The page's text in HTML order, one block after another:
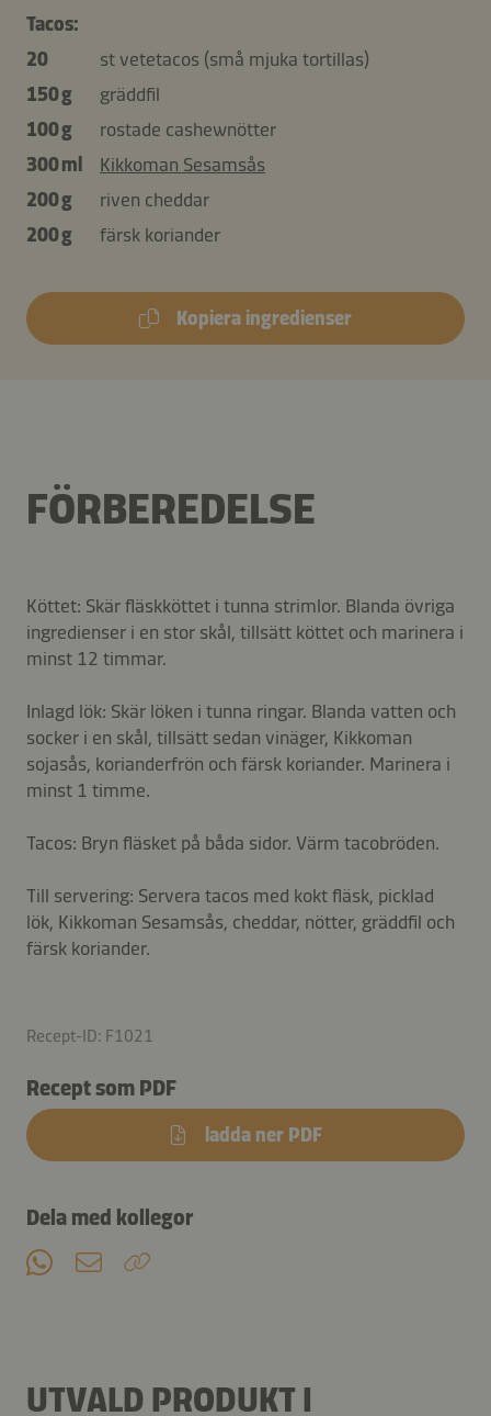
Tacos:
20
st vetetacos (små mjuka tortillas)
150 g
gräddfil
100 g
rostade cashewnötter
300 ml
Kikkoman Sesamsås
200 g
riven cheddar
200 g
färsk koriander
Kopiera ingredienser
FÖRBEREDELSE
Köttet: Skär fläskköttet i tunna strimlor. Blanda övriga
ingredienser i en stor skål, tillsätt köttet och marinera i
minst 12 timmar.
Inlagd lök: Skär löken i tunna ringar. Blanda vatten och
socker i en skål, tillsätt sedan vinäger, Kikkoman
sojasås, korianderfrön och färsk koriander. Marinera i
minst 1 timme.
Tacos: Bryn fläsket på båda sidor. Värm tacobröden.
Till servering: Servera tacos med kokt fläsk, picklad
lök, Kikkoman Sesamsås, cheddar, nötter, gräddfil och
färsk koriander.
Recept-ID: F1021
Recept som PDF
ladda ner PDF
Dela med kollegor
UTVALD PRODUKT I